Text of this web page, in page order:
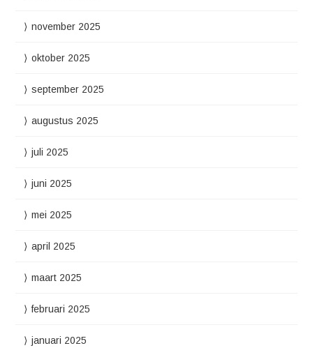
november 2025
oktober 2025
september 2025
augustus 2025
juli 2025
juni 2025
mei 2025
april 2025
maart 2025
februari 2025
januari 2025